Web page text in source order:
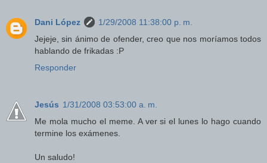
Dani López
1/29/2008 11:38:00 p. m.
Jejeje, sin ánimo de ofender, creo que nos moríamos todos
hablando de frikadas :P
Responder
Jesús 1/31/2008 03:53:00 a. m.
Me mola mucho el meme. A ver si el lunes lo hago cuando
termine los exámenes.
Un saludo!